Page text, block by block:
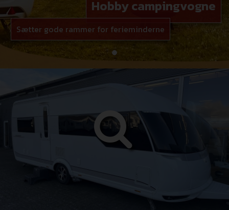
Hobby campingvogne
Sætter gode rammer for ferieminderne